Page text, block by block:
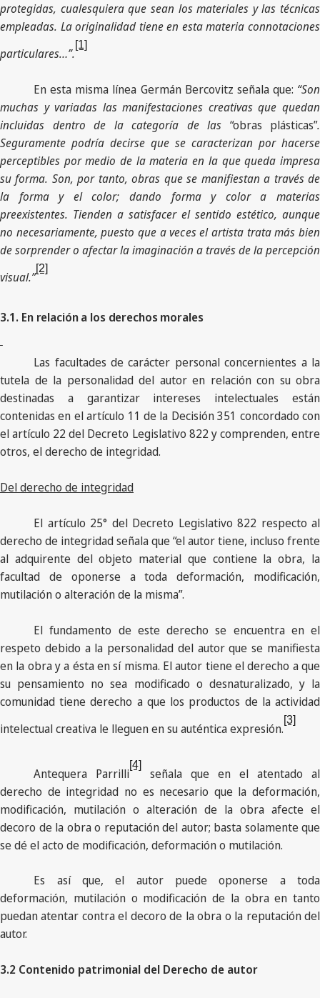
protegidas, cualesquiera que sean los materiales y las técnicas
empleadas. La originalidad tiene en esta materia connotaciones
particulares…”.
[1]
En esta misma línea Germán Bercovitz señala que: “Son
muchas y variadas las manifestaciones creativas que quedan
incluidas dentro de la categoría de las “obras plásticas”.
Seguramente podría decirse que se caracterizan por hacerse
perceptibles por medio de la materia en la que queda impresa
su forma. Son, por tanto, obras que se manifiestan a través de
la forma y el color; dando forma y color a materias
preexistentes. Tienden a satisfacer el sentido estético, aunque
no necesariamente, puesto que a veces el artista trata más bien
de sorprender o afectar la imaginación a través de la percepción
visual.”
[2]
3.1. En relación a los derechos morales
Las facultades de carácter personal concernientes a la
tutela de la personalidad del autor en relación con su obra
destinadas a garantizar intereses intelectuales están
contenidas en el artículo 11 de la Decisión 351 concordado con
el artículo 22 del Decreto Legislativo 822 y comprenden, entre
otros, el derecho de integridad.
Del derecho de integridad
El artículo 25° del Decreto Legislativo 822 respecto al
derecho de integridad señala que “el autor tiene, incluso frente
al adquirente del objeto material que contiene la obra, la
facultad de oponerse a toda deformación, modificación,
mutilación o alteración de la misma”.
El fundamento de este derecho se encuentra en el
respeto debido a la personalidad del autor que se manifiesta
en la obra y a ésta en sí misma. El autor tiene el derecho a que
su pensamiento no sea modificado o desnaturalizado, y la
comunidad tiene derecho a que los productos de la actividad
intelectual creativa le lleguen en su auténtica expresión.
[3]
Antequera Parrilli
[4]
señala que en el atentado al
derecho de integridad no es necesario que la deformación,
modificación, mutilación o alteración de la obra afecte el
decoro de la obra o reputación del autor; basta solamente que
se dé el acto de modificación, deformación o mutilación.
Es así que, el autor puede oponerse a toda
deformación, mutilación o modificación de la obra en tanto
puedan atentar contra el decoro de la obra o la reputación del
autor.
3.2 Contenido patrimonial del Derecho de autor